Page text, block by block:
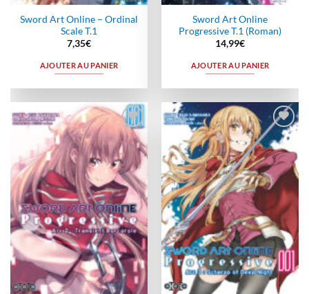
Sword Art Online – Ordinal
Scale T.1
7,35€
AJOUTER AU PANIER
Sword Art Online
Progressive T.1 (Roman)
14,99€
AJOUTER AU PANIER
Ajouter
à la
wishlist
Ajouter
à la
wishlist